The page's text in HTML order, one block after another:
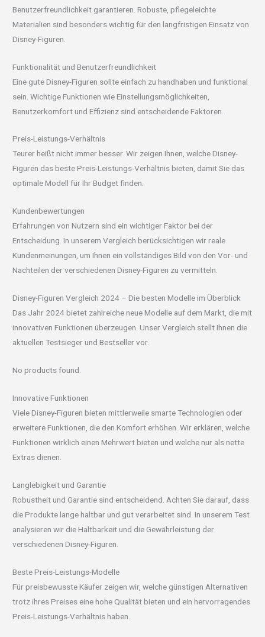
Benutzerfreundlichkeit garantieren. Robuste, pflegeleichte
Materialien sind besonders wichtig für den langfristigen Einsatz von
Disney-Figuren.
Funktionalität und Benutzerfreundlichkeit
Eine gute Disney-Figuren sollte einfach zu handhaben und funktional
sein. Wichtige Funktionen wie Einstellungsmöglichkeiten,
Benutzerkomfort und Effizienz sind entscheidende Faktoren.
Preis-Leistungs-Verhältnis
Teurer heißt nicht immer besser. Wir zeigen Ihnen, welche Disney-
Figuren das beste Preis-Leistungs-Verhältnis bieten, damit Sie das
optimale Modell für Ihr Budget finden.
Kundenbewertungen
Erfahrungen von Nutzern sind ein wichtiger Faktor bei der
Entscheidung. In unserem Vergleich berücksichtigen wir reale
Kundenmeinungen, um Ihnen ein vollständiges Bild von den Vor- und
Nachteilen der verschiedenen Disney-Figuren zu vermitteln.
Disney-Figuren Vergleich 2024 – Die besten Modelle im Überblick
Das Jahr 2024 bietet zahlreiche neue Modelle auf dem Markt, die mit
innovativen Funktionen überzeugen. Unser Vergleich stellt Ihnen die
aktuellen Testsieger und Bestseller vor.
No products found.
Innovative Funktionen
Viele Disney-Figuren bieten mittlerweile smarte Technologien oder
erweitere Funktionen, die den Komfort erhöhen. Wir erklären, welche
Funktionen wirklich einen Mehrwert bieten und welche nur als nette
Extras dienen.
Langlebigkeit und Garantie
Robustheit und Garantie sind entscheidend. Achten Sie darauf, dass
die Produkte lange haltbar und gut verarbeitet sind. In unserem Test
analysieren wir die Haltbarkeit und die Gewährleistung der
verschiedenen Disney-Figuren.
Beste Preis-Leistungs-Modelle
Für preisbewusste Käufer zeigen wir, welche günstigen Alternativen
trotz ihres Preises eine hohe Qualität bieten und ein hervorragendes
Preis-Leistungs-Verhältnis haben.